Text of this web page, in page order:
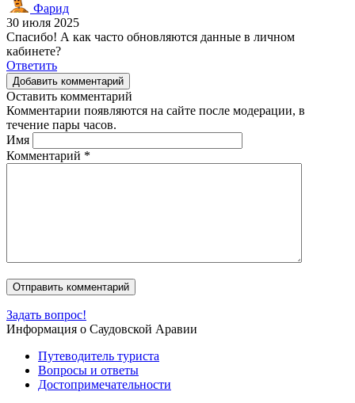
Фарид
30 июля 2025
Спасибо! А как часто обновляются данные в личном
кабинете?
Ответить
Добавить комментарий
Оставить комментарий
Комментарии появляются на сайте после модерации, в
течение пары часов.
Имя
Комментарий *
Задать вопрос!
Информация о Саудовской Аравии
Путеводитель туриста
Вопросы и ответы
Достопримечательности